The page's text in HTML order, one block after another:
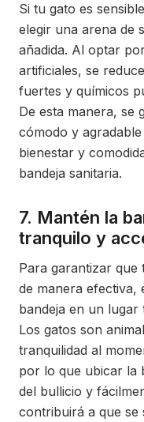
Si tu gato es
elegir una arena de
añadida. Al optar
artificiales, se
fuertes y químicos
De esta manera, se
cómodo y
bienestar y
bandeja sanitaria.
7. Mantén la
tranquilo y
Para garantizar que
de manera efectiva,
bandeja en un
Los gatos son
tranquilidad al
por lo que ubicar la
del bullicio y
contribuirá a que se